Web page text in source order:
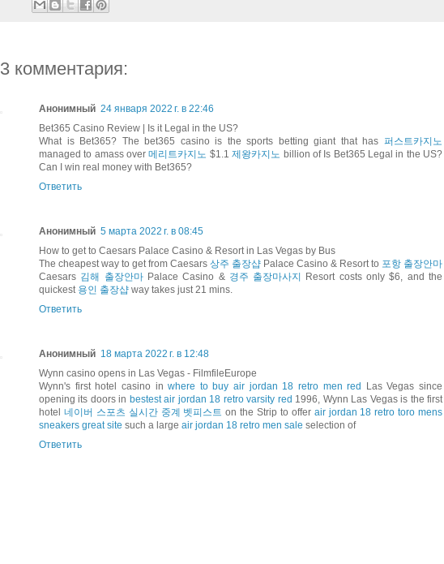
3 комментария:
Анонимный 24 января 2022 г. в 22:46
Bet365 Casino Review | Is it Legal in the US?
What is Bet365? The bet365 casino is the sports betting giant that has 퍼스트카지노
managed to amass over메리트카지노 $1.1제왕카지노 billion of Is Bet365 Legal in the US?
Can I win real money with Bet365?
Ответить
Анонимный 5 марта 2022 г. в 08:45
How to get to Caesars Palace Casino & Resort in Las Vegas by Bus
The cheapest way to get from Caesars 상주 출장샵 Palace Casino & Resort to 포항 출장안마
Caesars 김해 출장안마Palace Casino & 경주 출장마사지
Resort costs only $6, and the
quickest 용인 출장샵 way takes just 21 mins.
Ответить
Анонимный 18 марта 2022 г. в 12:48
Wynn casino opens in Las Vegas - FilmfileEurope
Wynn's first hotel casino inwhere to buy air jordan 18 retro men red
Las Vegas since
opening its doors in bestest air jordan 18 retro varsity red 1996, Wynn Las Vegas is the first
hotel 네이버 스포츠 실시간 중계 벳피스트 on the Strip to offer air jordan 18 retro toro mens
sneakers great site such a large air jordan 18 retro men sale selection of
Ответить